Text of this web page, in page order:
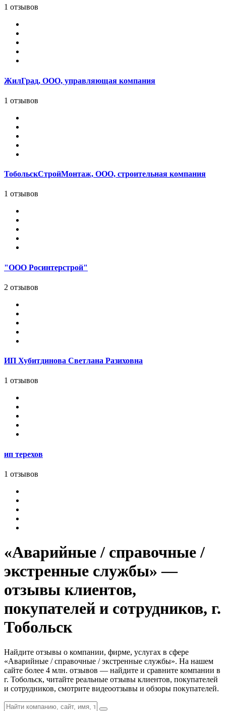
1 отзывов
ЖилГрад, ООО, управляющая компания
1 отзывов
ТобольскСтройМонтаж, ООО, строительная компания
1 отзывов
"ООО Росинтерстрой"
2 отзывов
ИП Хубитдинова Светлана Разиховна
1 отзывов
ип терехов
1 отзывов
«Аварийные / справочные /
экстренные службы» —
отзывы клиентов,
покупателей и сотрудников, г.
Тобольск
Найдите отзывы о компании, фирме, услугах в сфере
«Аварийные / справочные / экстренные службы». На нашем
сайте более 4 млн. отзывов — найдите и сравните компании в
г. Тобольск, читайте реальные отзывы клиентов, покупателей
и сотрудников, смотрите видеоотзывы и обзоры покупателей.